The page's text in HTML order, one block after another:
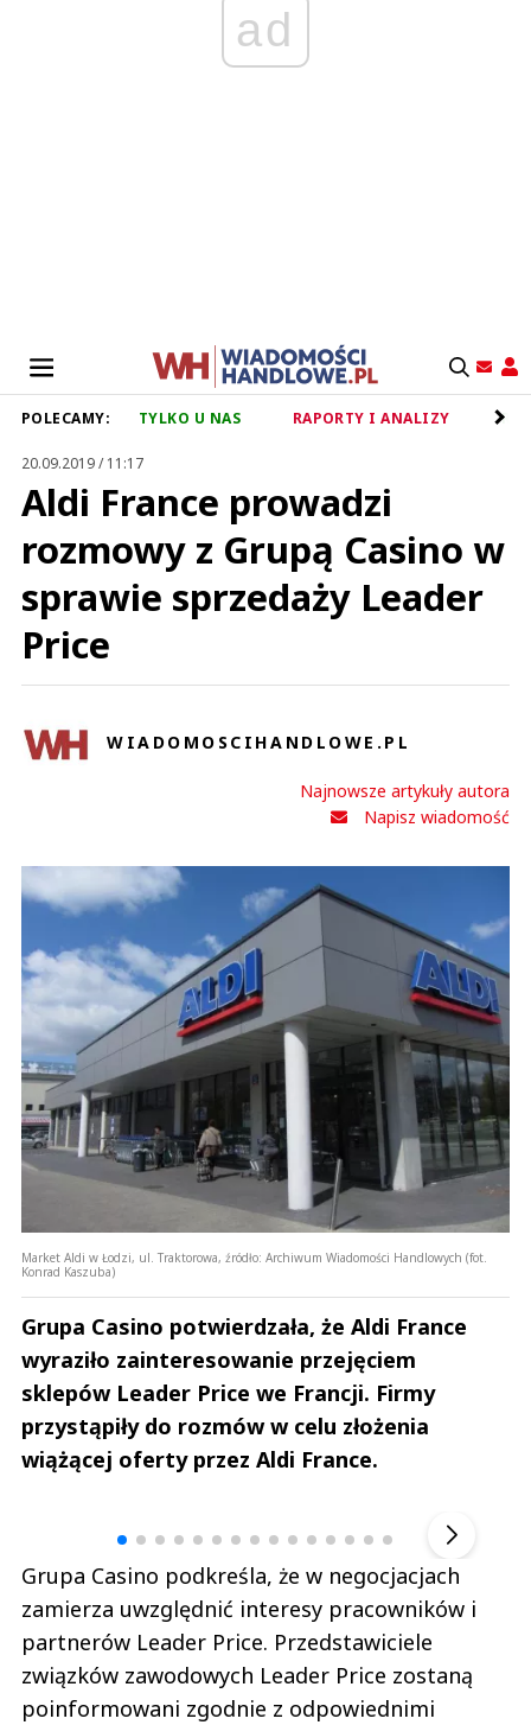
ad
POLECAMY: TYLKO U NAS RAPORTY I ANALIZY
20.09.2019 / 11:17
Aldi France prowadzi
rozmowy z Grupą Casino w
sprawie sprzedaży Leader
Price
WIADOMOSCIHANDLOWE.PL
Najnowsze artykuły autora
Napisz wiadomość
Market Aldi w Łodzi, ul. Traktorowa, źródło: Archiwum Wiadomości Handlowych (fot.
Konrad Kaszuba)
Grupa Casino potwierdzała, że Aldi France
wyraziło zainteresowanie przejęciem
sklepów Leader Price we Francji. Firmy
przystąpiły do rozmów w celu złożenia
wiążącej oferty przez Aldi France.
Grupa Casino podkreśla, że w negocjacjach
zamierza uwzględnić interesy pracowników i
partnerów Leader Price. Przedstawiciele
związków zawodowych Leader Price zostaną
poinformowani zgodnie z odpowiednimi
Andrzej i Marta Sterniccy